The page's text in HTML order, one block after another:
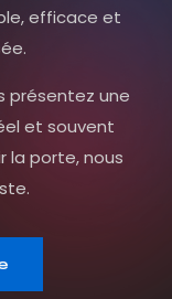
efficace et
présentez une
et souvent
la porte, nous